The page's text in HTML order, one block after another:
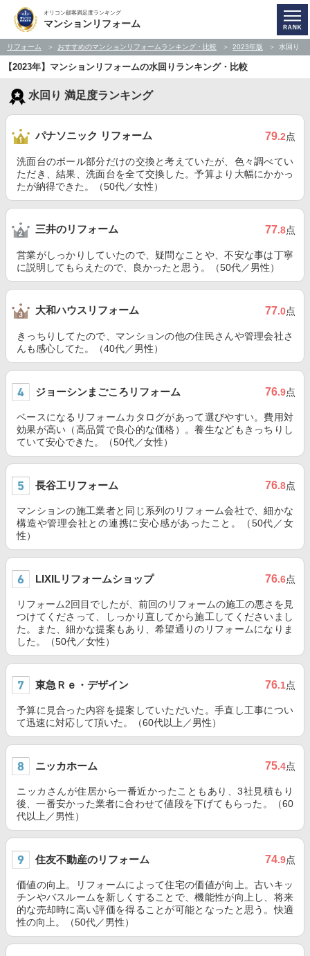
オリコン顧客満足度ランキング
マンションリフォーム
リフォーム おすすめのマンションリフォームランキング・比較 2023年版 水回り
【2023年】マンションリフォームの水回りランキング・比較
水回り 満足度ランキング
パナソニック リフォーム 79.2点
洗面台のボール部分だけの交換と考えていたが、色々調べてい
ただき、結果、洗面台を全て交換した。予算より大幅にかかっ
たが納得できた。（50代／女性）
三井のリフォーム 77.8点
営業がしっかりしていたので、疑問なことや、不安な事は丁寧
に説明してもらえたので、良かったと思う。（50代／男性）
大和ハウスリフォーム 77.0点
きっちりしてたので、マンションの他の住民さんや管理会社さ
んも感心してた。（40代／男性）
ジョーシンまごころリフォーム 76.9点
ベースになるリフォームカタログがあって選びやすい。費用対
効果が高い（高品質で良心的な価格）。養生などもきっちりし
ていて安心できた。（50代／女性）
長谷工リフォーム 76.8点
マンションの施工業者と同じ系列のリフォーム会社で、細かな
構造や管理会社との連携に安心感があったこと。（50代／女
性）
LIXILリフォームショップ 76.6点
リフォーム2回目でしたが、前回のリフォームの施工の悪さを見
つけてくださって、しっかり直してから施工してくださいまし
た。また、細かな提案もあり、希望通りのリフォームになりま
した。（50代／女性）
東急Ｒｅ・デザイン 76.1点
予算に見合った内容を提案していただいた。手直し工事につい
て迅速に対応して頂いた。（60代以上／男性）
ニッカホーム 75.4点
ニッカさんが住居から一番近かったこともあり、3社見積もり
後、一番安かった業者に合わせて値段を下げてもらった。（60
代以上／男性）
住友不動産のリフォーム 74.9点
価値の向上。リフォームによって住宅の価値が向上。古いキッ
チンやバスルームを新しくすることで、機能性が向上し、将来
的な売却時に高い評価を得ることが可能となったと思う。快適
性の向上。（50代／男性）